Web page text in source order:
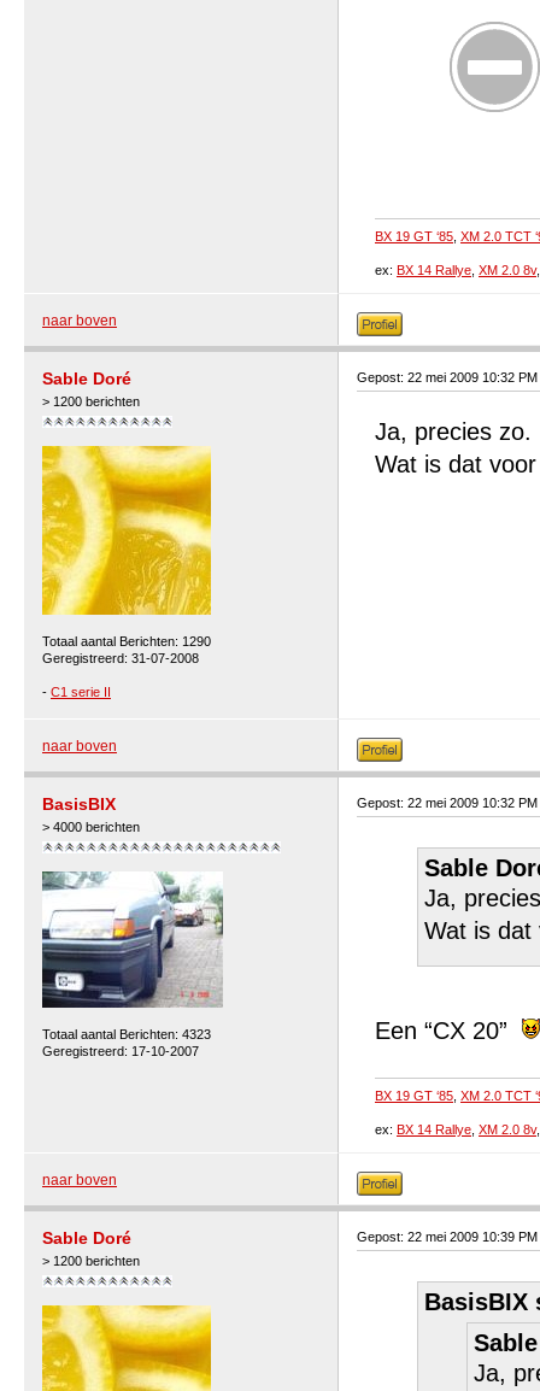
BX 19 GT ‘85 XM 2.0 TCT
ex: BX 14 Rallye XM 2.0 8v
naar boven
Sable Doré
> 1200 berichten
Totaal aantal Berichten: 1290
Geregistreerd: 31-07-2008
- C1 serie II
Gepost: 22 mei 2009 10:32 PM
Ja, precies zo.
Wat is dat
naar boven
BasisBIX
> 4000 berichten
Totaal aantal Berichten: 4323
Geregistreerd: 17-10-2007
Gepost: 22 mei 2009 10:32 PM
Sable
Ja,
Wat is dat
Een “CX 20”
BX 19 GT ‘85 XM 2.0 TCT
ex: BX 14 Rallye XM 2.0 8v
naar boven
Sable Doré
> 1200 berichten
Gepost: 22 mei 2009 10:39 PM
BasisBIX
Ja,